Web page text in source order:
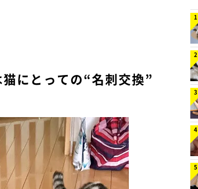
にとっての“名刺交換”